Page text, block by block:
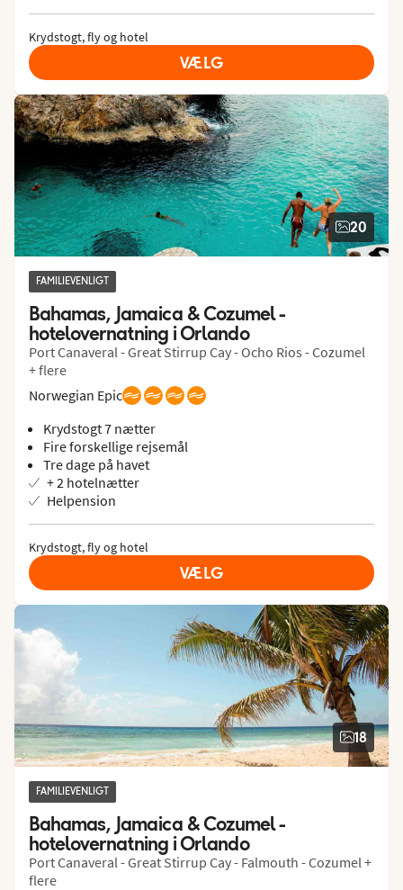
Krydstogt, fly og hotel
VÆLG
20
FAMILIEVENLIGT
Bahamas, Jamaica & Cozumel -
hotelovernatning i Orlando
Port Canaveral - Great Stirrup Cay - Ocho Rios - Cozumel
+ flere
Norwegian Epic
Krydstogt 7 nætter
Fire forskellige rejsemål
Tre dage på havet
+ 2 hotelnætter
Helpension
Krydstogt, fly og hotel
VÆLG
18
FAMILIEVENLIGT
Bahamas, Jamaica & Cozumel -
hotelovernatning i Orlando
Port Canaveral - Great Stirrup Cay - Falmouth - Cozumel +
flere